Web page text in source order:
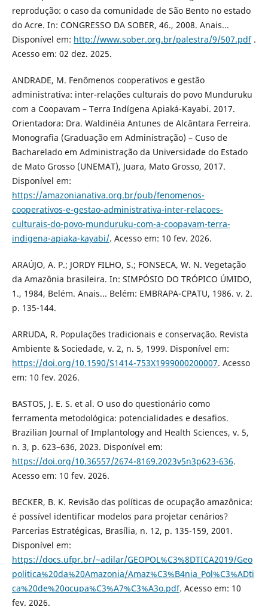
reprodução: o caso da comunidade de São Bento no estado
do Acre. In: CONGRESSO DA SOBER, 46., 2008. Anais...
Disponível em: http://www.sober.org.br/palestra/9/507.pdf.
Acesso em: 02 dez. 2025.
ANDRADE, M. Fenômenos cooperativos e gestão
administrativa: inter-relações culturais do povo Munduruku
com a Coopavam – Terra Indígena Apiaká-Kayabi. 2017.
Orientadora: Dra. Waldinéia Antunes de Alcântara Ferreira.
Monografia (Graduação em Administração) – Cuso de
Bacharelado em Administração da Universidade do Estado
de Mato Grosso (UNEMAT), Juara, Mato Grosso, 2017.
Disponível em:
https://amazonianativa.org.br/pub/fenomenos-
cooperativos-e-gestao-administrativa-inter-relacoes-
culturais-do-povo-munduruku-com-a-coopavam-terra-
indigena-apiaka-kayabi/. Acesso em: 10 fev. 2026.
ARAÚJO, A. P.; JORDY FILHO, S.; FONSECA, W. N. Vegetação
da Amazônia brasileira. In: SIMPÓSIO DO TRÓPICO ÚMIDO,
1., 1984, Belém. Anais... Belém: EMBRAPA-CPATU, 1986. v. 2.
p. 135-144.
ARRUDA, R. Populações tradicionais e conservação. Revista
Ambiente & Sociedade, v. 2, n. 5, 1999. Disponível em:
https://doi.org/10.1590/S1414-753X1999000200007. Acesso
em: 10 fev. 2026.
BASTOS, J. E. S. et al. O uso do questionário como
ferramenta metodológica: potencialidades e desafios.
Brazilian Journal of Implantology and Health Sciences, v. 5,
n. 3, p. 623–636, 2023. Disponível em:
https://doi.org/10.36557/2674-8169.2023v5n3p623-636.
Acesso em: 10 fev. 2026.
BECKER, B. K. Revisão das políticas de ocupação amazônica:
é possível identificar modelos para projetar cenários?
Parcerias Estratégicas, Brasília, n. 12, p. 135-159, 2001.
Disponível em:
https://docs.ufpr.br/~adilar/GEOPOL%C3%8DTICA2019/Geo
politica%20da%20Amazonia/Amaz%C3%B4nia_Pol%C3%ADti
ca%20de%20ocupa%C3%A7%C3%A3o.pdf. Acesso em: 10
fev. 2026.